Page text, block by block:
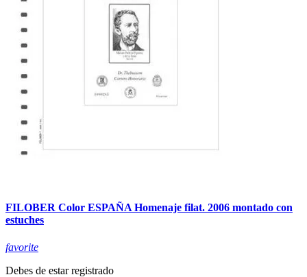
FILOBER Color ESPAÑA Homenaje filat. 2006 montado con
estuches
favorite
Debes de estar registrado